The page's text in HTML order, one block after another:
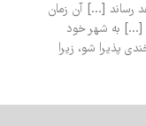
رساند [...] آن زمان
[...] به شهر خود
پذیرا شو، زیرا